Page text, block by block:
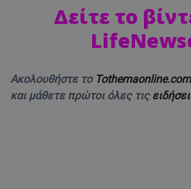
Δείτε το
Ακολουθήστε το
και μάθετε πρώτοι όλες τις